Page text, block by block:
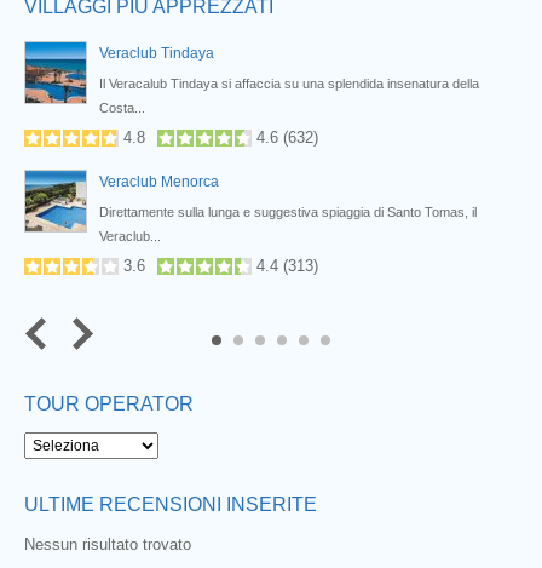
VILLAGGI PIÙ APPREZZATI
Veraclub Tindaya
Il Veracalub Tindaya si affaccia su una splendida insenatura della
Costa...
4.8 4.6 (632)
Veraclub Menorca
Direttamente sulla lunga e suggestiva spiaggia di Santo Tomas, il
Veraclub...
3.6 4.4 (313)
TOUR OPERATOR
ULTIME RECENSIONI INSERITE
Nessun risultato trovato